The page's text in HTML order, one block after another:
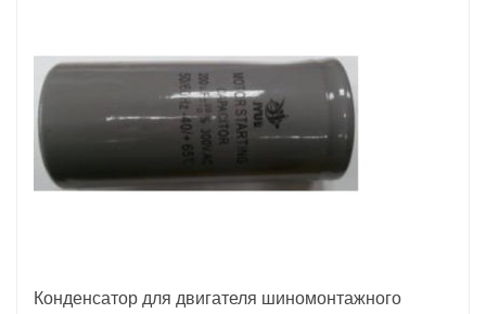
Конденсатор для двигателя шиномонтажного